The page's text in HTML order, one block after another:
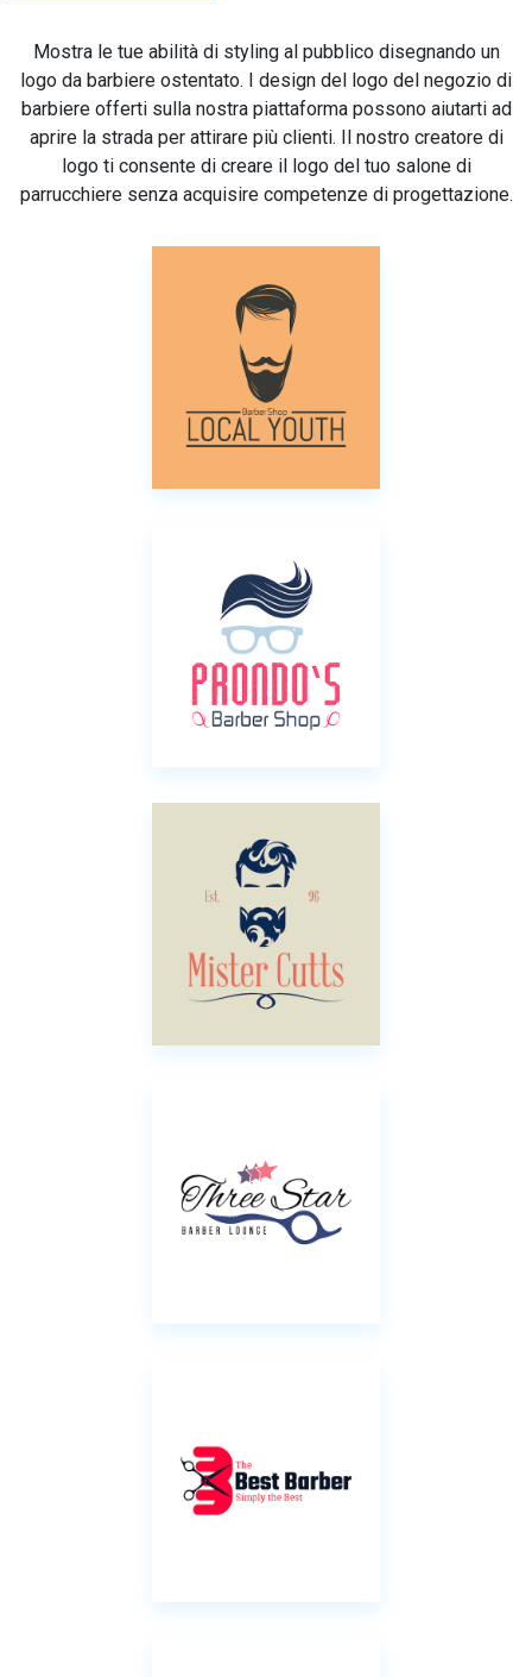
Mostra le tue abilità di styling al pubblico disegnando un
logo da barbiere ostentato. I design del logo del negozio di
barbiere offerti sulla nostra piattaforma possono aiutarti ad
aprire la strada per attirare più clienti. Il nostro creatore di
logo ti consente di creare il logo del tuo salone di
parrucchiere senza acquisire competenze di progettazione.